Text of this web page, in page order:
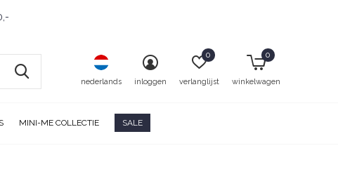
MINI-ME COLLECTIE SALE
nederlands inloggen verlanglijst
0
winkelwagen
0